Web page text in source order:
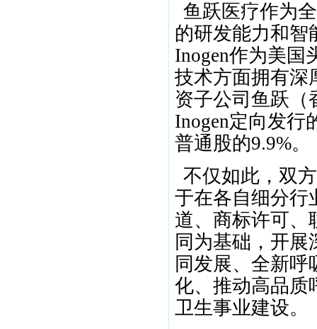
鱼跃医疗作为
的研发能力和智
Inogen作为美国
技术方面拥有深
资子公司鱼跃（
Inogen定向发行
普通股的9.9%。
不仅如此，双
于在各自细分行
道、商标许可、
同为基础，开
同发展、全新
化、推动高品质
卫生事业建设。